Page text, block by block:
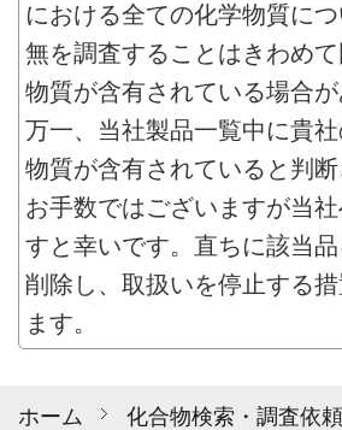
ホーム 化合物検索・調査依
における全ての化学物質に
無を調査することはきわめ
物質が含有されている場合が
万一、当社製品一覧中に貴
物質が含有されていると判断
お手数ではございますが当
すと幸いです。直ちに該当
削除し、取扱いを停止する
ます。